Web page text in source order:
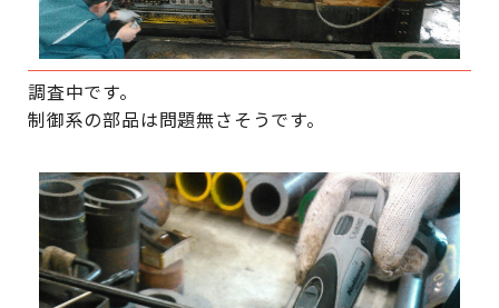
調査中です。
制御系の部品は問題無さそうです。